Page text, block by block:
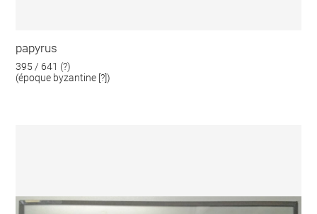
papyrus
395 / 641 (?)
(époque byzantine [?])